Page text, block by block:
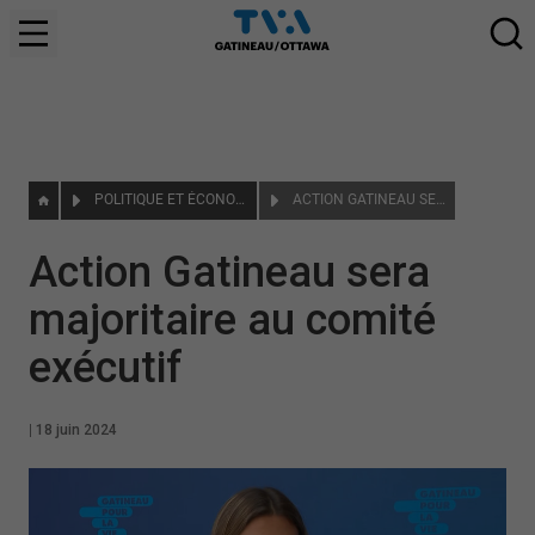
POLITIQUE ET ÉCONOMIE ACTION GATINEAU SERA MAJORITAIRE AU COMITÉ EXÉCUTIF
Action Gatineau sera
majoritaire au comité
exécutif
18 juin 2024